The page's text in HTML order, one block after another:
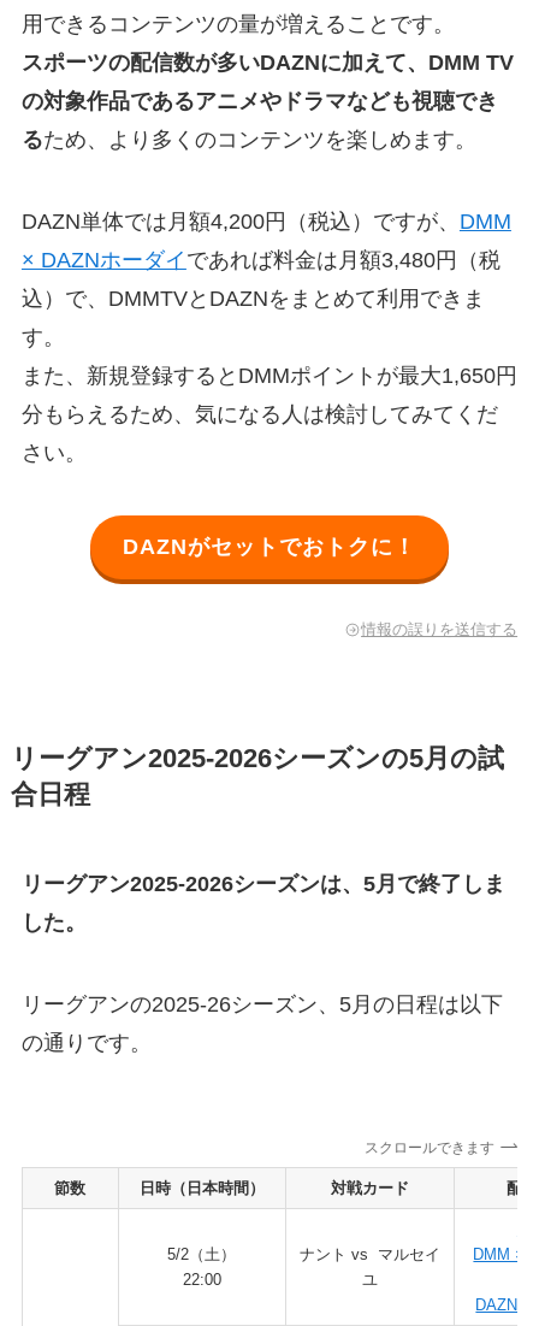
用できるコンテンツの量が増えることです。
スポーツの配信数が多いDAZNに加えて、DMM TV
の対象作品であるアニメやドラマなども視聴でき
るため、より多くのコンテンツを楽しめます。
DAZN単体では月額4,200円（税込）ですが、 DMM
× DAZNホーダイ であれば料金は月額3,480円（税
込）で、DMMTVとDAZNをまとめて利用できま
す。
また、新規登録するとDMMポイントが最大1,650円
分もらえるため、気になる人は検討してみてくだ
さい。
DAZNがセットでおトクに！
情報の誤りを送信する
リーグアン2025-2026シーズンの5月の試
合日程
リーグアン2025-2026シーズンは、5月で終了しま
した。
リーグアンの2025-26シーズン、5月の日程は以下
の通りです。
スクロールできます
節数 日時（日本時間） 対戦カード 配
5/2（土）
22:00
ナント vs マルセイ
ユ
DMM ×
DAZN